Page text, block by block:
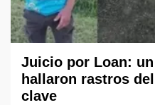
Juicio por Loan:
hallaron rastros
clave